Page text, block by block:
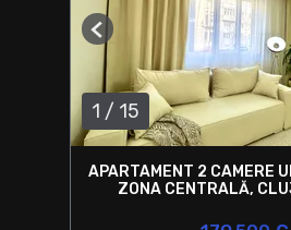
1 / 15
Previous
APARTAMENT 2 CAMERE
ZONA CENTRALĂ,